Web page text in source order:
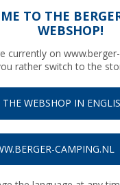
TO THE
WEBSHOP!
currently on
rather switch to the
WEBSHOP IN
CAMPING.NL